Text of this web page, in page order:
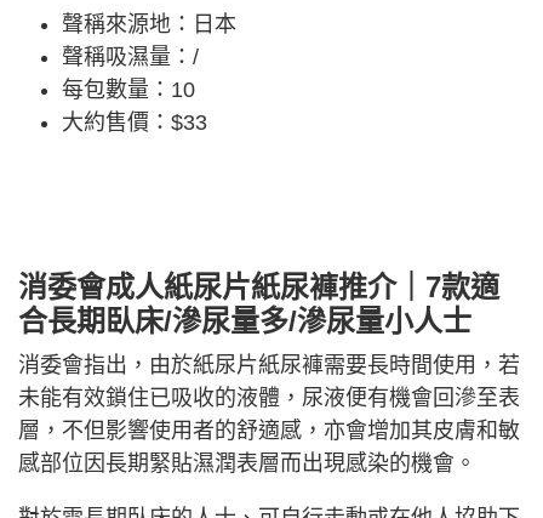
聲稱來源地：日本
聲稱吸濕量：/
每包數量：10
大約售價：$33
消委會成人紙尿片紙尿褲推介｜7款適
合長期臥床/滲尿量多/滲尿量小人士
消委會指出，由於紙尿片紙尿褲需要長時間使用，若
未能有效鎖住已吸收的液體，尿液便有機會回滲至表
層，不但影響使用者的舒適感，亦會增加其皮膚和敏
感部位因長期緊貼濕潤表層而出現感染的機會。